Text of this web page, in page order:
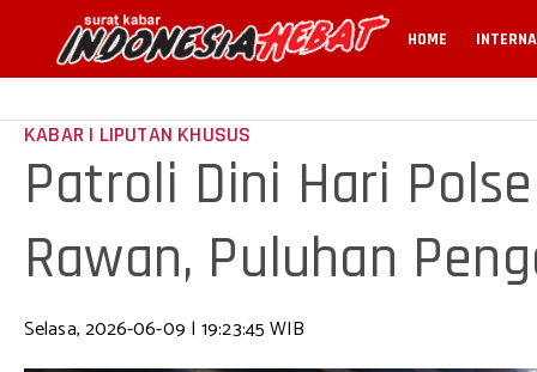
HOME
KABAR | LIPUTAN KHUSUS
Patroli Dini Hari
Rawan, Puluhan
Operasi Cipt
Selasa, 2026-06-09 | 19:23:45 WIB